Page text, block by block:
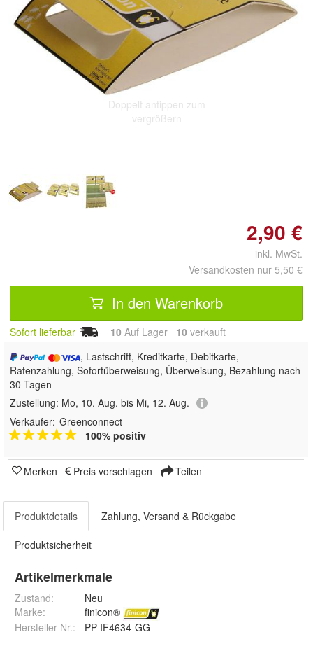
Doppelt antippen zum
vergrößern
2,90 €
inkl. MwSt.
Versandkosten nur 5,50 €
In den Warenkorb
Sofort lieferbar 10 Auf Lager 10 verkauft
, Lastschrift, Kreditkarte, Debitkarte,
Ratenzahlung, Sofortüberweisung, Überweisung, Bezahlung nach
30 Tagen
Zustellung: Mo, 10. Aug. bis Mi, 12. Aug.
Verkäufer: Greenconnect
100% positiv
Merken Preis vorschlagen Teilen
Produktdetails Zahlung, Versand & Rückgabe
Produktsicherheit
Artikelmerkmale
Zustand:
Neu
Marke:
finicon®
Hersteller Nr.:
PP-IF4634-GG